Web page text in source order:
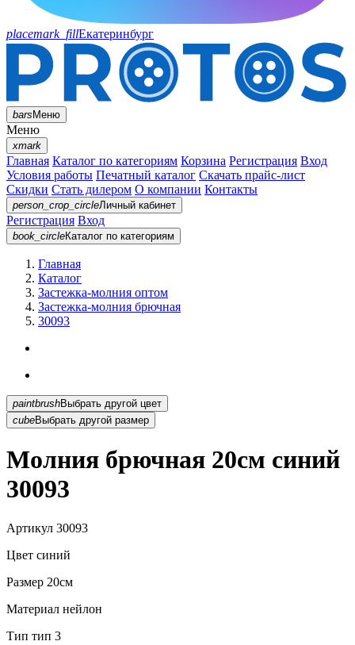
placemark_fillЕкатеринбург
barsМеню
Меню
xmark
Главная Каталог по категориям Корзина Регистрация Вход
Условия работы Печатный каталог Скачать прайс-лист
Скидки Стать дилером О компании Контакты
person_crop_circleЛичный кабинет
Регистрация Вход
book_circleКаталог по категориям
Главная
Каталог
Застежка-молния оптом
Застежка-молния брючная
30093
paintbrush
Выбрать другой цвет
cubeВыбрать другой размер
Молния брючная 20см синий
30093
Артикул 30093
Цвет синий
Размер 20см
Материал нейлон
Тип тип 3